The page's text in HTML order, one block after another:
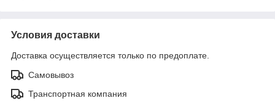
Условия доставки
Доставка осуществляется только по предоплате.
Самовывоз
Транспортная компания